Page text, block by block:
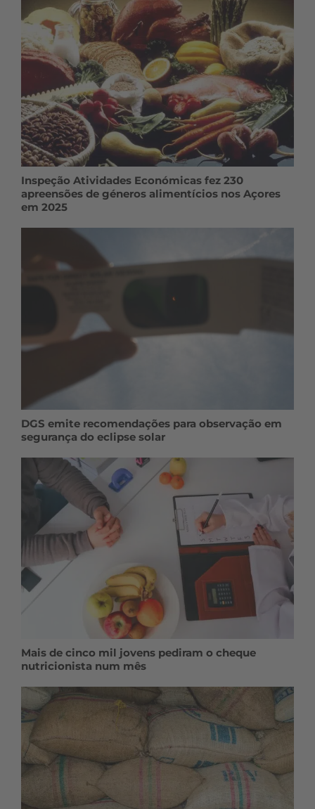
Inspeção Atividades Económicas fez 230
apreensões de géneros alimentícios nos Açores
em 2025
DGS emite recomendações para observação em
segurança do eclipse solar
Mais de cinco mil jovens pediram o cheque
nutricionista num mês